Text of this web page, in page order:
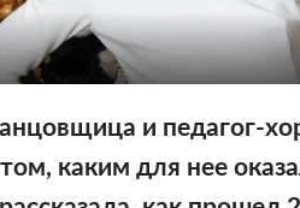
и педагог-
каким для нее